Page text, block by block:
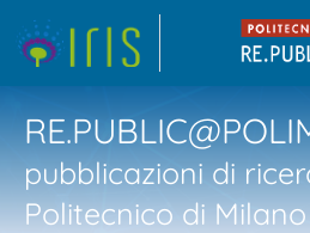
pubblicazioni di
Politecnico di Milano